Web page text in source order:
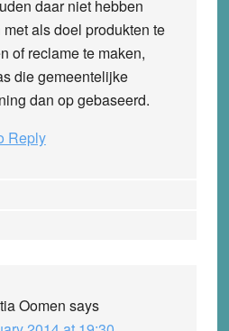
daar niet hebben
als doel produkten te
of reclame te maken,
die gemeentelijke
dan op gebaseerd.
Reply
Oomen says